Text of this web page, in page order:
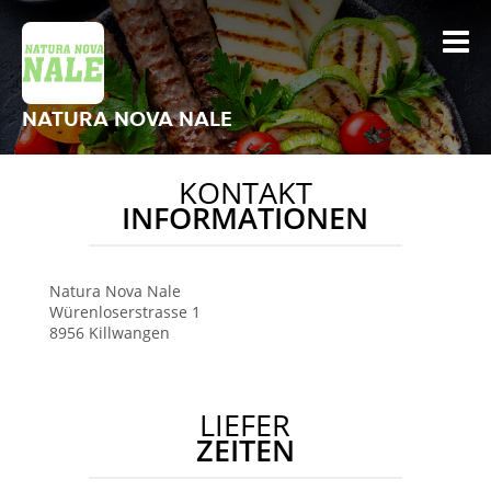
NATURA NOVA NALE
KONTAKT
INFORMATIONEN
Natura Nova Nale
Würenloserstrasse 1
8956 Killwangen
LIEFER
ZEITEN